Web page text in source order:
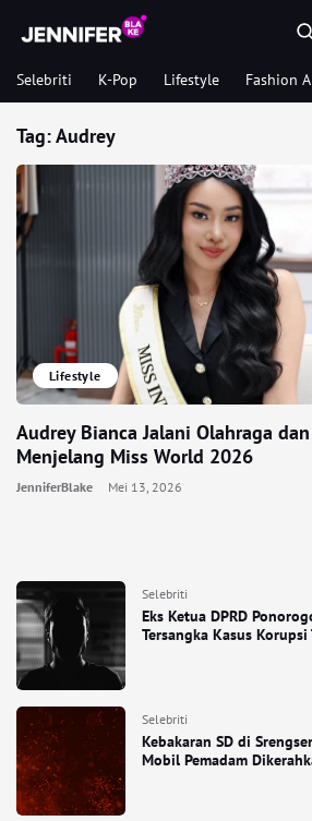
Selebriti K-Pop Lifestyle Fashion
Selebriti
Eks Ketua DPRD
Tersangka Kasus
Selebriti
Kebakaran SD di
Mobil Pemadam
Tag:Audrey
Lifestyle
Audrey Bianca Jalani Olahraga
Menjelang Miss World 2026
JenniferBlake Mei 13, 2026